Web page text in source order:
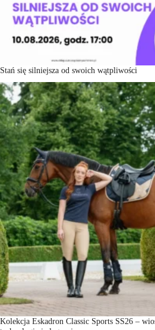
Stań się silniejsza od swoich wątpliwości
Kolekcja Eskadron Classic Sports SS26 –